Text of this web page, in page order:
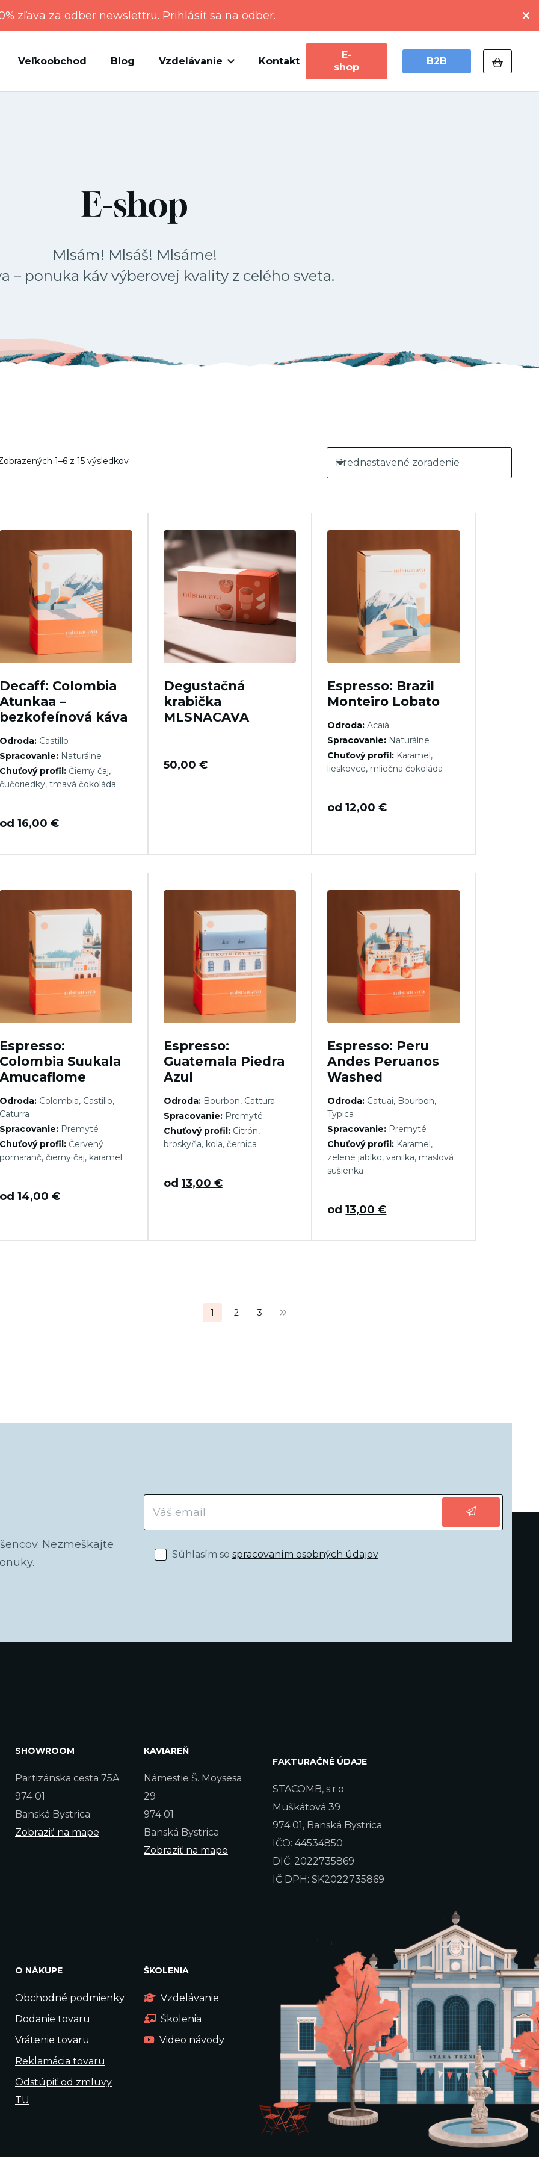
zľava za odber newslettru. Prihlásiť sa na odber.
Veľkoobchod Blog Vzdelávanie Kontakt
E-
shop
B2B
E-shop
Mlsám! Mlsáš! Mlsáme!
– ponuka káv výberovej kvality z celého sveta.
1–6 z 15 výsledkov
Decaff: Colombia
Atunkaa –
bezkofeínová káva
Odroda: Castillo
Spracovanie: Naturálne
Chuťový profil: Čierny čaj,
čučoriedky, tmavá čokoláda
od16,00€
Degustačná
krabička
MLSNACAVA
50,00 €
Espresso: Brazil
Monteiro Lobato
Odroda: Acaiá
Spracovanie: Naturálne
Chuťový profil: Karamel,
lieskovce, mliečna čokoláda
od12,00€
Espresso:
Colombia Suukala
Amucaflome
Odroda: Colombia, Castillo,
Caturra
Spracovanie: Premyté
Chuťový profil: Červený
pomaranč, čierny čaj, karamel
od14,00€
Espresso:
Guatemala Piedra
Azul
Odroda:Bourbon, Cattura
Spracovanie:Premyté
Chuťový profil:Citrón,
broskyňa, kola, černica
od 13,00 €
Espresso: Peru
Andes Peruanos
Washed
Odroda: Catuai, Bourbon,
Typica
Spracovanie: Premyté
Chuťový profil: Karamel,
zelené jablko, vanilka, maslová
sušienka
od13,00€
1 2 3
Nezmeškajte
Súhlasím so spracovaním osobných údajov
SHOWROOM
Partizánska cesta 75A
974 01
Banská Bystrica
Zobraziť na mape
KAVIAREŇ
Námestie Š. Moysesa
29
974 01
Banská Bystrica
Zobraziť na mape
FAKTURAČNÉ ÚDAJE
STACOMB, s.r.o.
Muškátová 39
974 01, Banská Bystrica
IČO: 44534850
DIČ: 2022735869
IČ DPH: SK2022735869
O NÁKUPE
Obchodné podmienky
Dodanie tovaru
Vrátenie tovaru
Reklamácia tovaru
Odstúpiť od zmluvy
TU
ŠKOLENIA
Vzdelávanie
Školenia
Video návody